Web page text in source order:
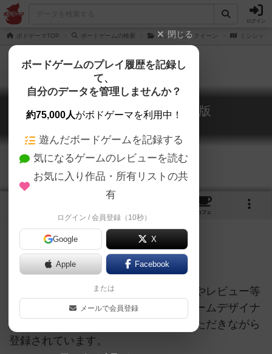
ログイン
ボドゲーマTOP ボードゲームの検索 ミシシッピ・クイーン ミシシッ
ミシシッピ・クィーン 新版
Mississippi Queen (2019)
カフェ
ご協力ください
当サイトに掲載されている作品説明文やレビュー等
の情報は、ボドゲーマ運営事務局・ゲームデザイナ
ーご本人様・有志の皆様にご協力をいただきながら
登録されています。
閉じる
ボードゲームのプレイ履歴を記録し
て、
自分のデータを管理しませんか？
約75,000人がボドゲーマを利用中！
遊んだボードゲームを記録する
気になるゲームのレビューを読む
お気に入り作品・所有リストの共
有
ログイン / 会員登録（10秒）
Google X
Apple Facebook
または
メールで会員登録